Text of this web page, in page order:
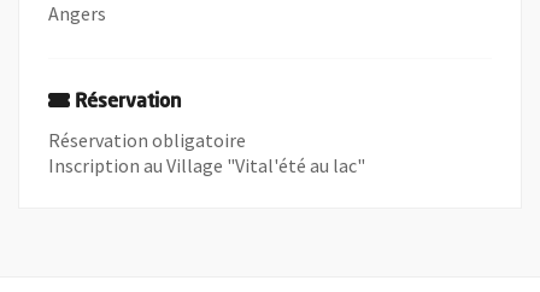
Angers
Réservation
Réservation obligatoire
Inscription au Village "Vital'été au lac"